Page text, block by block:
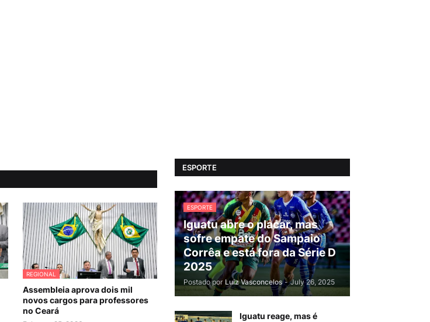
REGIONAL
Assembleia aprova dois mil
novos cargos para professores
no Ceará
ESPORTE
ESPORTE
Iguatu abre o placar, mas
sofre empate do Sampaio
Corrêa e está fora da Série D
2025
Postado por Luiz Vasconcelos - July 26, 2025
Iguatu reage, mas é